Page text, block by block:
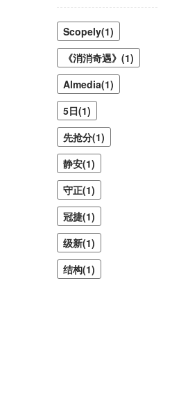
Scopely(1)
《消消奇遇》(1)
Almedia(1)
5日(1)
先抢分(1)
静安(1)
守正(1)
冠捷(1)
级新(1)
结构(1)